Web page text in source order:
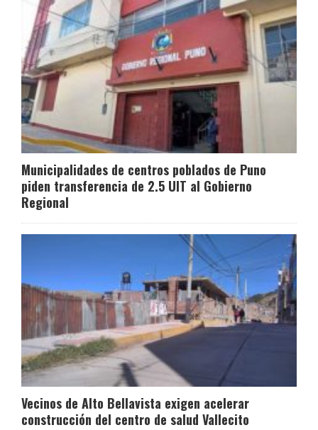
Municipalidades de centros poblados de Puno
piden transferencia de 2.5 UIT al Gobierno
Regional
Vecinos de Alto Bellavista exigen acelerar
construcción del centro de salud Vallecito